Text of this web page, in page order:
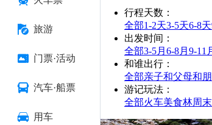
旅游
门票·活动
汽车·船票
用车
行程天数 ：
全部1-2天3-5天6-8天
出发时间 ：
全部3-5月 6-8月 9-11
和谁出行 ：
全部亲子和父母和
游记玩法 ：
全部火车美食林周